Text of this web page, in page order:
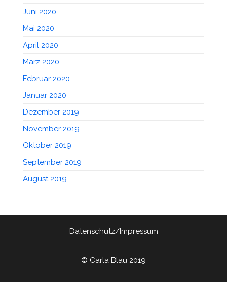
Juni 2020
Mai 2020
April 2020
März 2020
Februar 2020
Januar 2020
Dezember 2019
November 2019
Oktober 2019
September 2019
August 2019
Datenschutz/Impressum
© Carla Blau 2019